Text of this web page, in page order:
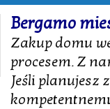
Bergamo
Zakup domu
procesem. Z
Jeśli planujesz